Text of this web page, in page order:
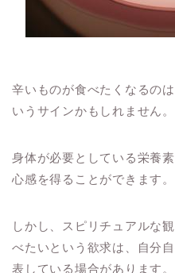
辛いものが食べたくなるの
いうサインかもしれません。
身体が必要としている栄養
心感を得ることができます。
しかし、スピリチュアルな
べたいという欲求は、自分
表している場合があります。